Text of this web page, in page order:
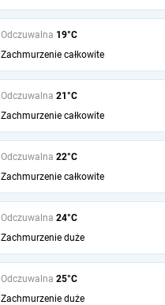
Odczuwalna 19°C
Zachmurzenie całkowite
Odczuwalna 21°C
Zachmurzenie całkowite
Odczuwalna 22°C
Zachmurzenie całkowite
Odczuwalna 24°C
Zachmurzenie duże
Odczuwalna 25°C
Zachmurzenie duże